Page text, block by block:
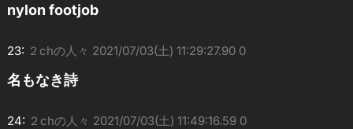
nylon footjob
23: ２chの人々 2021/07/03(土) 11:29:27.90 0
名もなき詩
24: ２chの人々 2021/07/03(土) 11:49:16.59 0